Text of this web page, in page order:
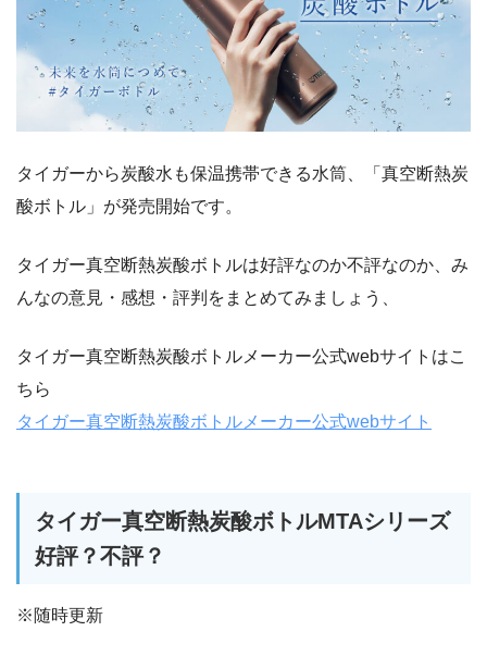
タイガーから炭酸水も保温携帯できる水筒、「真空断熱炭
酸ボトル」が発売開始です。
タイガー真空断熱炭酸ボトルは好評なのか不評なのか、み
んなの意見・感想・評判をまとめてみましょう、
タイガー真空断熱炭酸ボトルメーカー公式webサイトはこ
ちら
タイガー真空断熱炭酸ボトルメーカー公式webサイト
タイガー真空断熱炭酸ボトルMTAシリーズ
好評？不評？
※随時更新